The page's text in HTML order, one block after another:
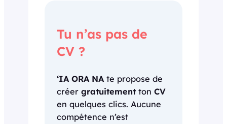
Tu n’as pas de
CV ?
‘IA ORA NA te propose de
créer gratuitementton CV
en quelques clics. Aucune
compétence n’est